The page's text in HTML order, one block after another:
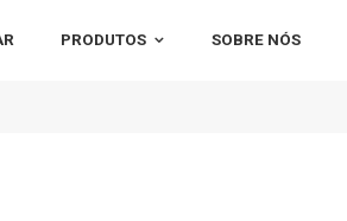
PRODUTOS SOBRE NÓS